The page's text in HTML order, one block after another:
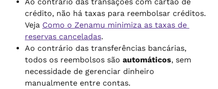
Ao contrário das transações com cartão de
crédito, não há taxas para reembolsar créditos.
Veja Como o Zenamu minimiza as taxas de
reservas canceladas.
Ao contrário das transferências bancárias,
todos os reembolsos são automáticos, sem
necessidade de gerenciar dinheiro
manualmente entre contas.